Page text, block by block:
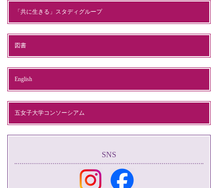
「共に生きる」スタディグループ
図書
English
五女子大学コンソーシアム
SNS